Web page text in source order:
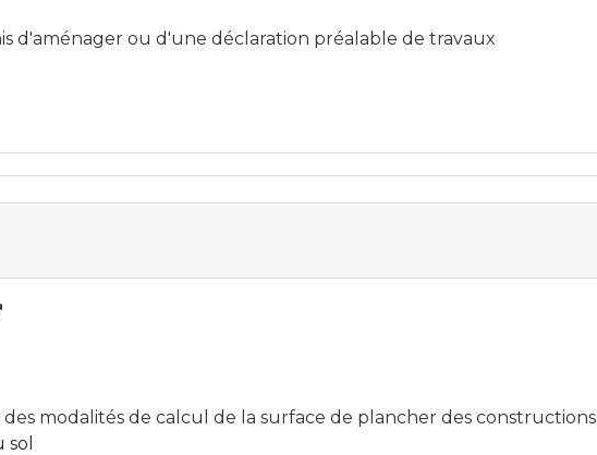
d'aménager ou d'une déclaration préalable de travaux
modalités de calcul de la surface de plancher des constructions